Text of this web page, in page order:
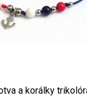
a korálky